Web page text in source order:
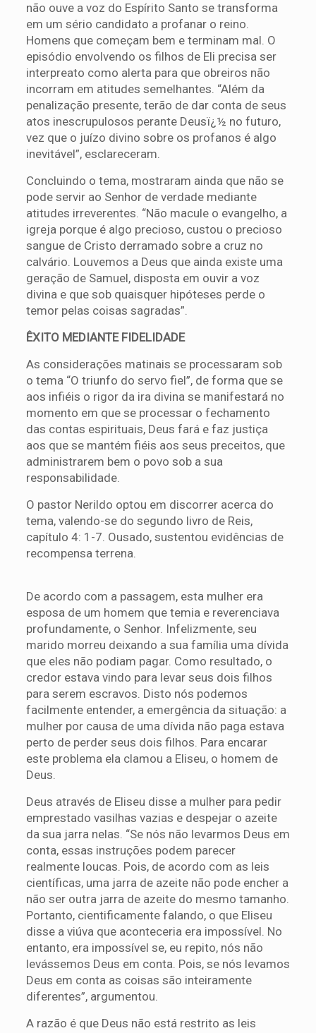
não ouve a voz do Espírito Santo se transforma
em um sério candidato a profanar o reino.
Homens que começam bem e terminam mal. O
episódio envolvendo os filhos de Eli precisa ser
interpreato como alerta para que obreiros não
incorram em atitudes semelhantes. “Além da
penalização presente, terão de dar conta de seus
atos inescrupulosos perante Deusï¿½ no futuro,
vez que o juízo divino sobre os profanos é algo
inevitável”, esclareceram.
Concluindo o tema, mostraram ainda que não se
pode servir ao Senhor de verdade mediante
atitudes irreverentes. “Não macule o evangelho, a
igreja porque é algo precioso, custou o precioso
sangue de Cristo derramado sobre a cruz no
calvário. Louvemos a Deus que ainda existe uma
geração de Samuel, disposta em ouvir a voz
divina e que sob quaisquer hipóteses perde o
temor pelas coisas sagradas”.
ÊXITO MEDIANTE FIDELIDADE
As considerações matinais se processaram sob
o tema “O triunfo do servo fiel”, de forma que se
aos infiéis o rigor da ira divina se manifestará no
momento em que se processar o fechamento
das contas espirituais, Deus fará e faz justiça
aos que se mantém fiéis aos seus preceitos, que
administrarem bem o povo sob a sua
responsabilidade.
O pastor Nerildo optou em discorrer acerca do
tema, valendo-se do segundo livro de Reis,
capítulo 4: 1-7. Ousado, sustentou evidências de
recompensa terrena.
De acordo com a passagem, esta mulher era
esposa de um homem que temia e reverenciava
profundamente, o Senhor. Infelizmente, seu
marido morreu deixando a sua família uma dívida
que eles não podiam pagar. Como resultado, o
credor estava vindo para levar seus dois filhos
para serem escravos. Disto nós podemos
facilmente entender, a emergência da situação: a
mulher por causa de uma dívida não paga estava
perto de perder seus dois filhos. Para encarar
este problema ela clamou a Eliseu, o homem de
Deus.
Deus através de Eliseu disse a mulher para pedir
emprestado vasilhas vazias e despejar o azeite
da sua jarra nelas. “Se nós não levarmos Deus em
conta, essas instruções podem parecer
realmente loucas. Pois, de acordo com as leis
científicas, uma jarra de azeite não pode encher a
não ser outra jarra de azeite do mesmo tamanho.
Portanto, cientificamente falando, o que Eliseu
disse a viúva que aconteceria era impossível. No
entanto, era impossível se, eu repito, nós não
levássemos Deus em conta. Pois, se nós levamos
Deus em conta as coisas são inteiramente
diferentes”, argumentou.
A razão é que Deus não está restrito as leis